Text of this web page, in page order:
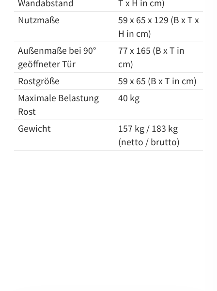
Wandabstand
T x H in cm)
Nutzmaße
59 x 65 x 129 (B x T x
H in cm)
Außenmaße bei 90°
geöffneter Tür
77 x 165 (B x T in
cm)
Rostgröße
59 x 65 (B x T in cm)
Maximale Belastung
Rost
40 kg
Gewicht
157 kg / 183 kg
(netto / brutto)